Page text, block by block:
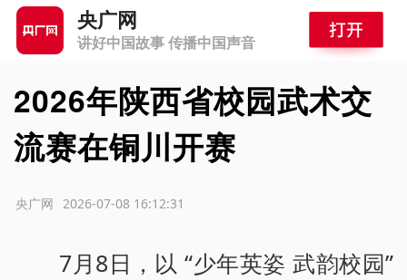
央广网
讲好中国故事 传播中国声音
2026年陕西省校园武术交
流赛在铜川开赛
2026-07-08 16:12:31
央广网
7月8日，以 “少年英姿 武韵校园”